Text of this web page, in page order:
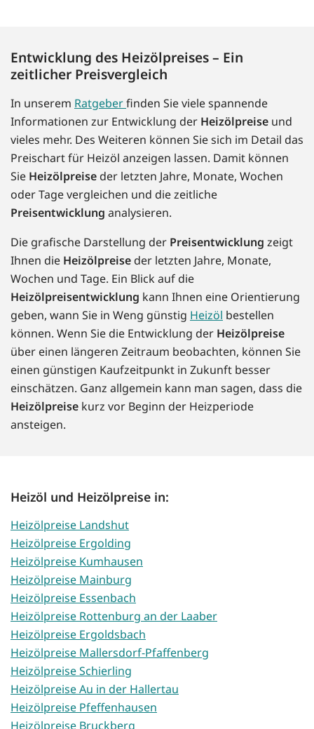
Entwicklung des Heizölpreises – Ein
zeitlicher Preisvergleich
In unserem Ratgeberfinden Sie viele spannende
Informationen zur Entwicklung der Heizölpreise und
vieles mehr. Des Weiteren können Sie sich im Detail das
Preischart für Heizöl anzeigen lassen. Damit können
Sie Heizölpreise der letzten Jahre, Monate, Wochen
oder Tage vergleichen und die zeitliche
Preisentwicklung analysieren.
Die grafische Darstellung der Preisentwicklung zeigt
Ihnen die Heizölpreise der letzten Jahre, Monate,
Wochen und Tage. Ein Blick auf die
Heizölpreisentwicklung kann Ihnen eine Orientierung
geben, wann Sie in Weng günstig Heizöl bestellen
können. Wenn Sie die Entwicklung der Heizölpreise
über einen längeren Zeitraum beobachten, können Sie
einen günstigen Kaufzeitpunkt in Zukunft besser
einschätzen. Ganz allgemein kann man sagen, dass die
Heizölpreise kurz vor Beginn der Heizperiode
ansteigen.
Heizöl und Heizölpreise in:
Heizölpreise Landshut
Heizölpreise Ergolding
Heizölpreise Kumhausen
Heizölpreise Mainburg
Heizölpreise Essenbach
Heizölpreise Rottenburg an der Laaber
Heizölpreise Ergoldsbach
Heizölpreise Mallersdorf-Pfaffenberg
Heizölpreise Schierling
Heizölpreise Au in der Hallertau
Heizölpreise Pfeffenhausen
Heizölpreise Bruckberg